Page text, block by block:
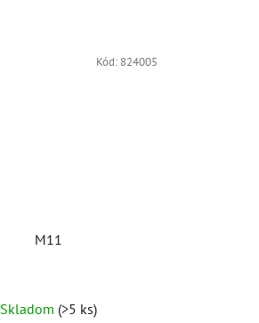
M11
Skladom (>5 ks)
Kód: 824005